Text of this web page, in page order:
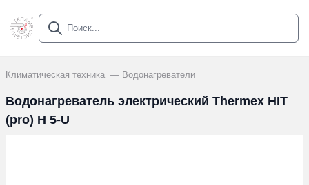
Климатическая техника Водонагреватели
Водонагреватель электрический Thermex HIT
(pro) H 5-U